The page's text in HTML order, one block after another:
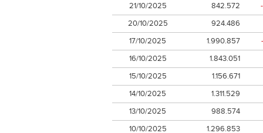
21/10/2025
842.572
20/10/2025
924.486
17/10/2025
1.990.857
16/10/2025
1.843.051
15/10/2025
1.156.671
14/10/2025
1.311.529
13/10/2025
988.574
10/10/2025
1.296.853